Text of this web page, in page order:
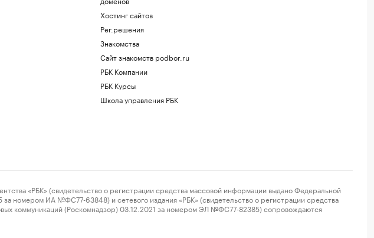
Хостинг сайтов
Рег.решения
Знакомства
Сайт знакомств podbor.ru
РБК Компании
РБК Курсы
Школа управления РБК
«РБК» (свидетельство о регистрации средства массовой информации выдано Федеральной
номером ИА №ФС77-63848) и сетевого издания «РБК» (свидетельство о регистрации средства
коммуникаций (Роскомнадзор) 03.12.2021 за номером ЭЛ №ФС77-82385) сопровождаются